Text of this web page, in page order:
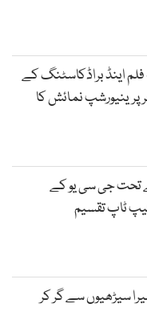
اینڈ براڈکاسٹنگ کے
نمائش کا
تحت جی سی یو کے
ٹاپ تقسیم
سیڑھیوں سے گر کر